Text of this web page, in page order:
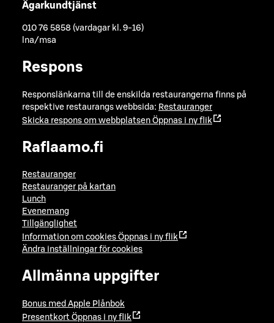
Ägarkundtjänst
010 76 5858 (vardagar kl. 9-16)
lna/msa
Respons
Responslänkarna till de enskilda restaurangerna finns på
respektive restaurangs webbsida: Restauranger
Skicka respons om webbplatsen Öppnas i ny flik
Raflaamo.fi
Restauranger
Restauranger på kartan
Lunch
Evenemang
Tillgänglighet
Information om cookies Öppnas i ny flik
Ändra inställningar för cookies
Allmänna uppgifter
Bonus med Apple Plånbok
Presentkort Öppnas i ny flik